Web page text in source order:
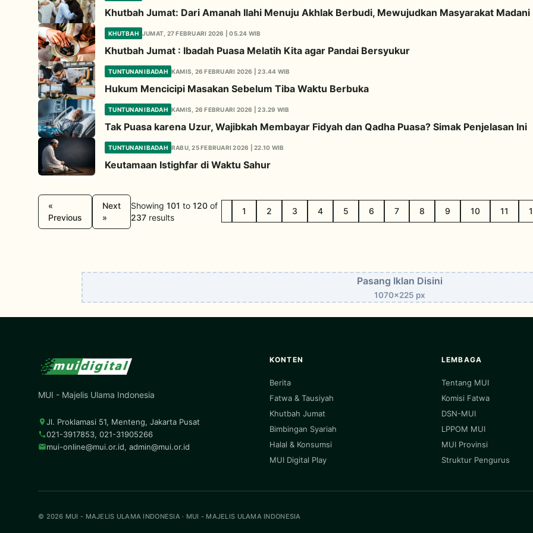
Khutbah Jumat: Dari Amanah Ilahi Menuju Akhlak Berbudi, Mewujudkan Masyarakat Madani
KHUTBAH JUMAT, 27 FEBRUARI 2026 | 05.24 WIB
Khutbah Jumat : Ibadah Puasa Melatih Kita agar Pandai Bersyukur
TUNTUNAN IBADAH KAMIS, 26 FEBRUARI 2026 | 23.44 WIB
Hukum Mencicipi Masakan Sebelum Tiba Waktu Berbuka
TUNTUNAN IBADAH KAMIS, 26 FEBRUARI 2026 | 23.29 WIB
Tak Puasa karena Uzur, Wajibkah Membayar Fidyah dan Qadha Puasa? Simak Penjelasan Ini
TUNTUNAN IBADAH RABU, 25 FEBRUARI 2026 | 22.10 WIB
Keutamaan Istighfar di Waktu Sahur
«
Previous
Next
»
Showing 101 to 120 of
237 results
1 2 3 4 5 6 7 8 9 10 11
Pasang Iklan Disini
1070x225 px
MUI - Majelis Ulama Indonesia
Jl. Proklamasi 51, Menteng, Jakarta Pusat
021-3917853, 021-31905266
mui-online@mui.or.id, admin@mui.or.id
KONTEN
Berita
Fatwa & Tausiyah
Khutbah Jumat
Bimbingan Syariah
Halal & Konsumsi
MUI Digital Play
LEMBAGA
Tentang MUI
Komisi Fatwa
DSN-MUI
LPPOM MUI
MUI Provinsi
Struktur Pengurus
© 2026 MUI - MAJELIS ULAMA INDONESIA · MUI - MAJELIS ULAMA INDONESIA